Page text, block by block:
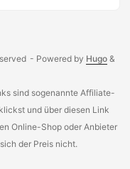
- Powered by Hugo &
sind sogenannte Affiliate-
und über diesen Link
Online-Shop oder Anbieter
der Preis nicht.